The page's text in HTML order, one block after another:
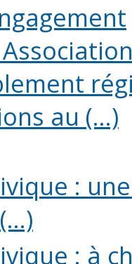
au (...)
:
: à